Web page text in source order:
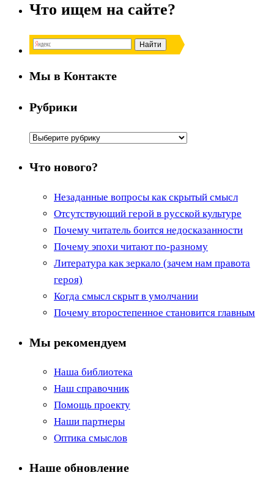
Что ищем на сайте?
Мы в Контакте
Рубрики
Рубрики
Что нового?
Незаданные вопросы как скрытый смысл
Отсутствующий герой в русской культуре
Почему читатель боится недосказанности
Почему эпохи читают по-разному
Литература как зеркало (зачем нам правота
героя)
Когда смысл скрыт в умолчании
Почему второстепенное становится главным
Мы рекомендуем
Наша библиотека
Наш справочник
Помощь проекту
Наши партнеры
Оптика смыслов
Наше обновление